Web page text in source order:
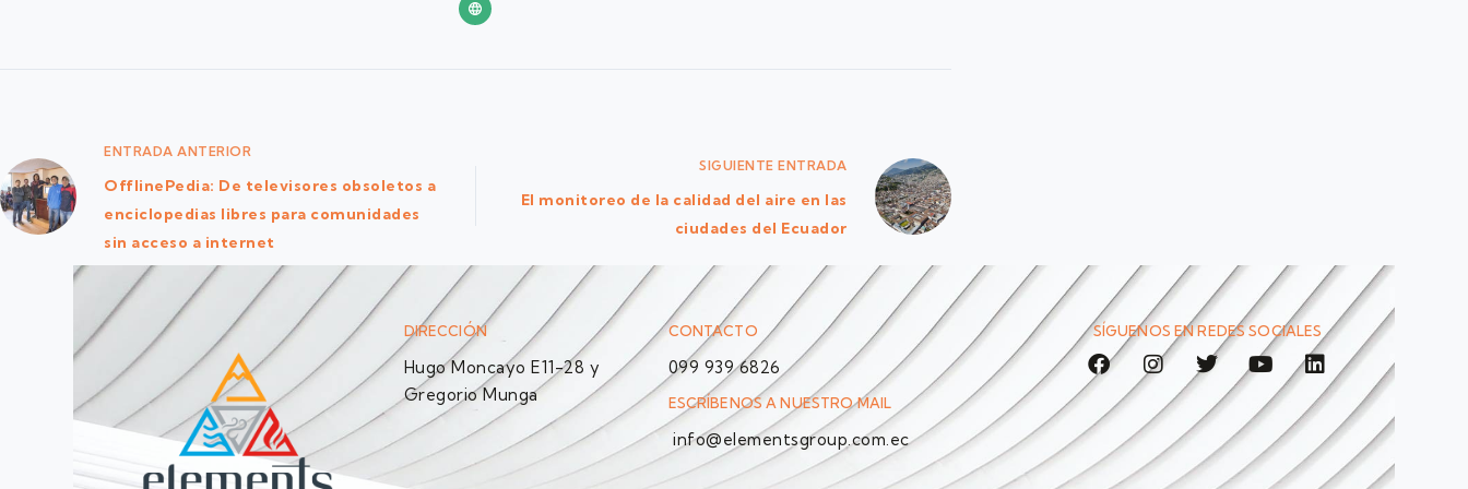
ENTRADA ANTERIOR
OfflinePedia: De televisores obsoletos a
enciclopedias libres para comunidades
sin acceso a internet
SIGUIENTEENTRADA
El monitoreo de la calidad del aire en las
ciudades del Ecuador
DIRECCIÓN
Hugo Moncayo E11-28 y
Gregorio Munga
CONTACTO
099 939 6826
ESCRÍBENOS A NUESTRO MAIL
info@elementsgroup.com.ec
SÍGUENOS EN REDES SOCIALES